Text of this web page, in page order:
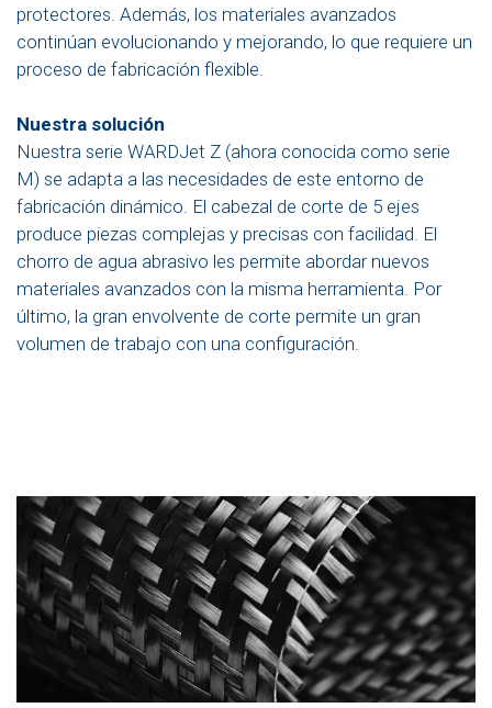
protectores. Además, los materiales avanzados
continúan evolucionando y mejorando, lo que requiere un
proceso de fabricación flexible.
Nuestra solución
Nuestra serie WARDJet Z (ahora conocida como serie
M) se adapta a las necesidades de este entorno de
fabricación dinámico. El cabezal de corte de 5 ejes
produce piezas complejas y precisas con facilidad. El
chorro de agua abrasivo les permite abordar nuevos
materiales avanzados con la misma herramienta. Por
último, la gran envolvente de corte permite un gran
volumen de trabajo con una configuración.